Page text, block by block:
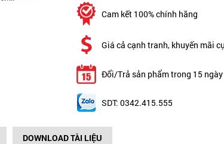
Cam kết 100% chính hãng
Giá cả cạnh tranh, khuyến mãi
Đổi/Trả sản phẩm trong 15 ngày
SDT: 0342.415.555
DOWNLOAD TÀI LIỆU